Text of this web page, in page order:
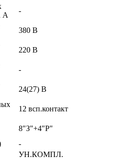
А
-
380 В
220 В
-
24(27) В
12 всп.контакт
8"З"+4"Р"
-
УН.КОМПЛ.